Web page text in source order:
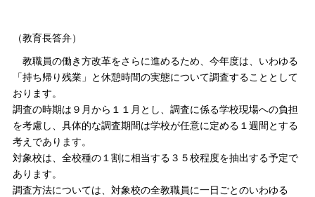
（教育長答弁）
教職員の働き方改革をさらに進めるため、今年度は、いわゆる
「持ち帰り残業」と休憩時間の実態について調査することとして
おります。
調査の時期は９月から１１月とし、調査に係る学校現場への負担
を考慮し、具体的な調査期間は学校が任意に定める１週間とする
考えであります。
対象校は、全校種の１割に相当する３５校程度を抽出する予定で
あります。
調査方法については、対象校の全教職員に一日ごとのいわゆる